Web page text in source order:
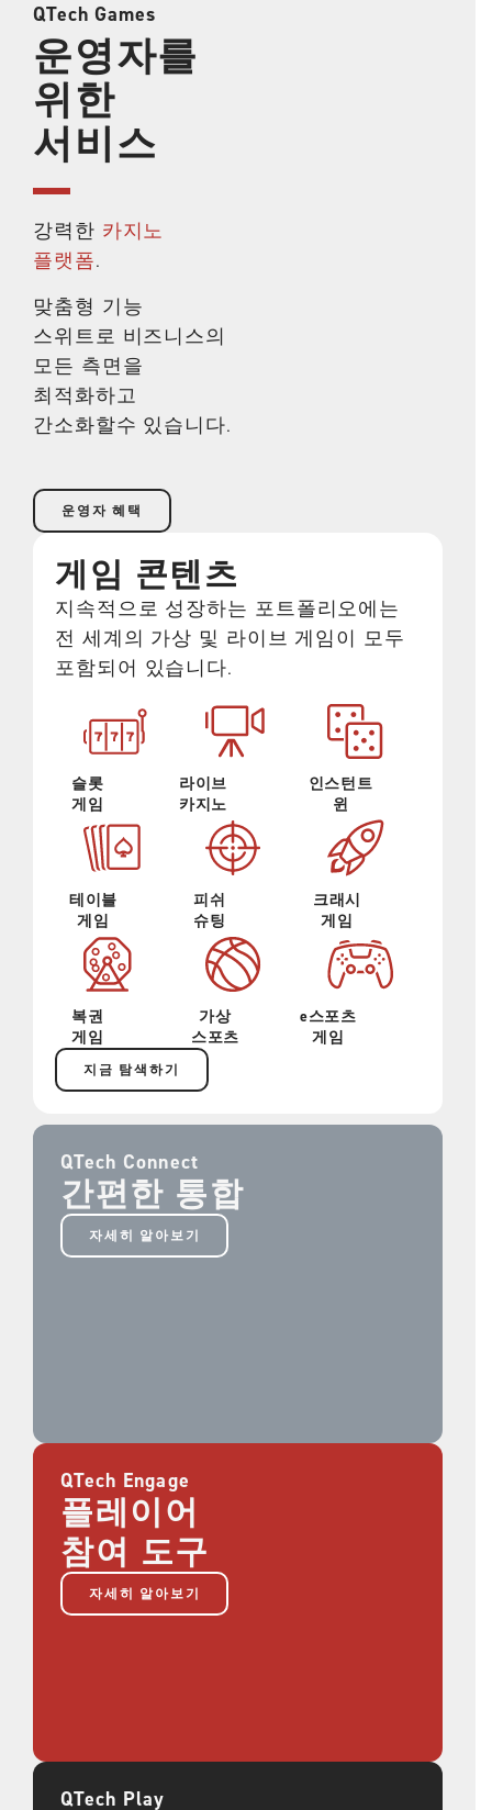
QTech Games
운영자를
위한
서비스
강력한 카지노
플랫폼.
맞춤형 기능
스위트로 비즈니스의
모든 측면을
최적화하고
간소화할수 있습니다.
운영자 혜택
게임 콘텐츠
지속적으로 성장하는 포트폴리오에는
전 세계의 가상 및 라이브 게임이 모두
포함되어 있습니다.
슬롯
게임
라이브
카지노
인스턴트
윈
테이블
게임
피쉬
슈팅
크래시
게임
복권
게임
가상
스포츠
e스포츠
게임
지금 탐색하기
QTech Connect
간편한 통합
자세히 알아보기
QTech Engage
플레이어
참여 도구
자세히 알아보기
QTech Play